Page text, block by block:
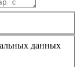
данных